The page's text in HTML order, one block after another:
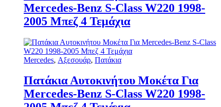
Mercedes-Benz S-Class W220 1998-
2005 Μπεζ 4 Τεμάχια
Mercedes, Αξεσουάρ, Πατάκια
Πατάκια Αυτοκινήτου Μοκέτα Για
Mercedes-Benz S-Class W220 1998-